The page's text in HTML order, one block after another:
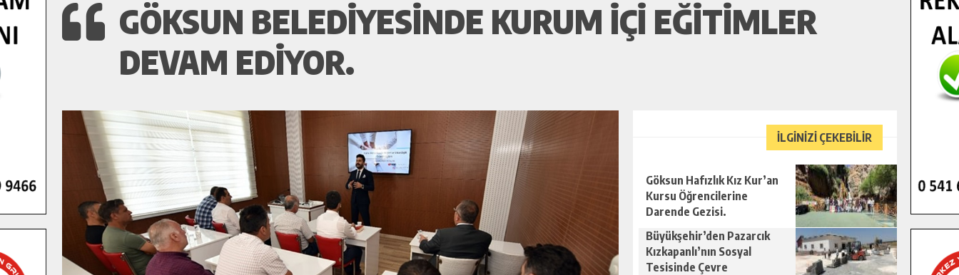
GÖKSUN BELEDİYESİNDE KURUM İÇİ EĞİTİMLER
DEVAM EDİYOR.
İLGİNİZİ ÇEKEBİLİR
Göksun Hafızlık Kız Kur’an
Kursu Öğrencilerine
Darende Gezisi.
Büyükşehir’den Pazarcık
Kızkapanlı’nın Sosyal
Tesisinde Çevre